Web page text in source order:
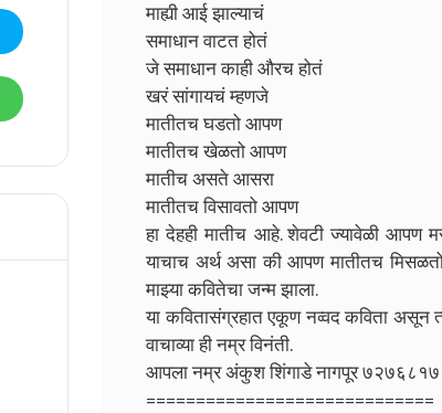
माह्यी आई झाल्याचं
समाधान वाटत होतं
जे समाधान काही औरच होतं
खरं सांगायचं म्हणजे
मातीतच घडतो आपण
मातीतच खेळतो आपण
मातीच असते आसरा
मातीतच विसावतो आपण
हा देहही मातीच आहे. शेवटी ज्यावेळी आपण
याचाच अर्थ असा की आपण मातीतच
माझ्या कवितेचा जन्म झाला.
या कवितासंग्रहात एकूण नव्वद कविता असून
वाचाव्या ही नम्र विनंती.
आपला नम्र अंकुश शिंगाडे नागपूर
=============================